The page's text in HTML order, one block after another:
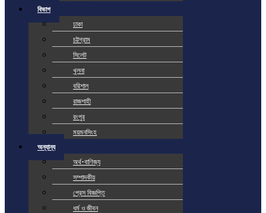
বিভাগ
ঢাকা
চট্টগ্রাম
সিলেট
খুলনা
বরিশাল
রাজশাহী
রংপুর
ময়মনসিংহ
অন্যান্য
অর্থ-বাণিজ্য
সম্পাদকীয়
প্রেস বিজ্ঞপ্তি
ধর্ম ও জীবন